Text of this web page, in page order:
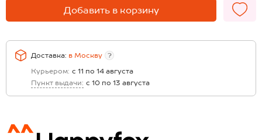
Добавить в корзину
Доставка: в Москву
?
Курьером: с 11 по 14 августа
Пункт выдачи: с 10 по 13 августа